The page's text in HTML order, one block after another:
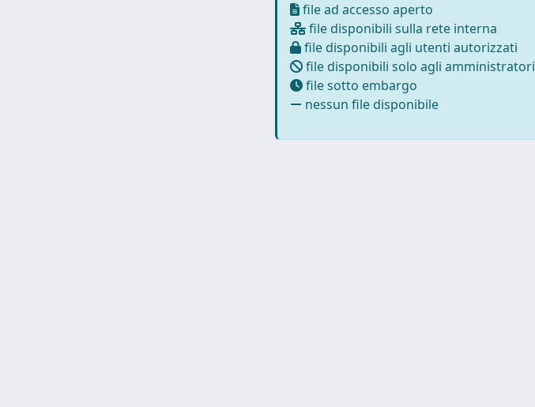
file ad accesso aperto
file disponibili sulla rete interna
file disponibili agli utenti autorizzati
file disponibili solo agli amministratori
file sotto embargo
nessun file disponibile